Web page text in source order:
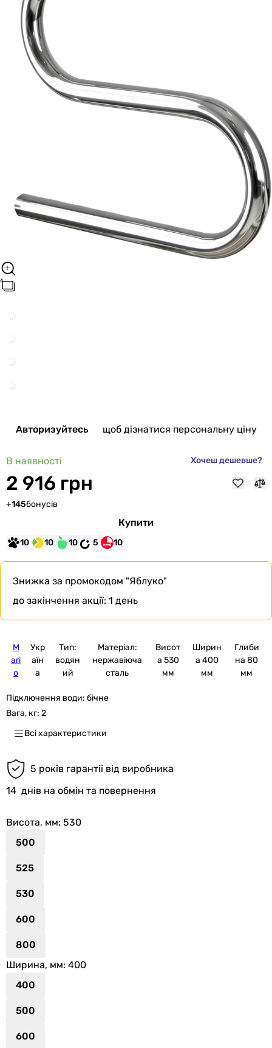
Авторизуйтесь щоб дізнатися персональну ціну
В наявності Хочеш дешевше?
2 916 грн
+145бонусів
Купити
10 10 10 5 10
Знижка за промокодом "Яблуко"
до закінчення акції: 1 день
M
ari
o
Укр
аїн
а
Тип:
водян
ий
Матеріал:
нержавіюча
сталь
Висот
а 530
мм
Ширин
а 400
мм
Глиби
на 80
мм
Підключення води: бічне
Вага, кг: 2
Всі характеристики
5 років гарантії від виробника
14 днів на обмін та повернення
Висота, мм: 530
500
525
530
600
800
Ширина, мм: 400
400
500
600